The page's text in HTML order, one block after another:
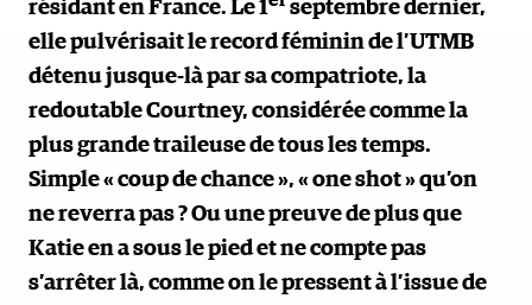
résidant en France. Le 1
septembre dernier,
elle pulvérisait le record féminin de l’UTMB
détenu jusque-là par sa compatriote, la
redoutable Courtney, considérée comme la
plus grande traileuse de tous les temps.
Simple « coup de chance », « one shot » qu’on
ne reverra pas ? Ou une preuve de plus que
Katie en a sous le pied et ne compte pas
s’arrêter là, comme on le pressent à l’issue de